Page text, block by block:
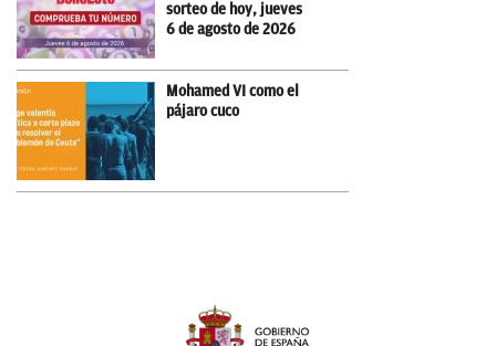
sorteo de hoy, jueves
6 de agosto de 2026
Mohamed VI como el
pájaro cuco